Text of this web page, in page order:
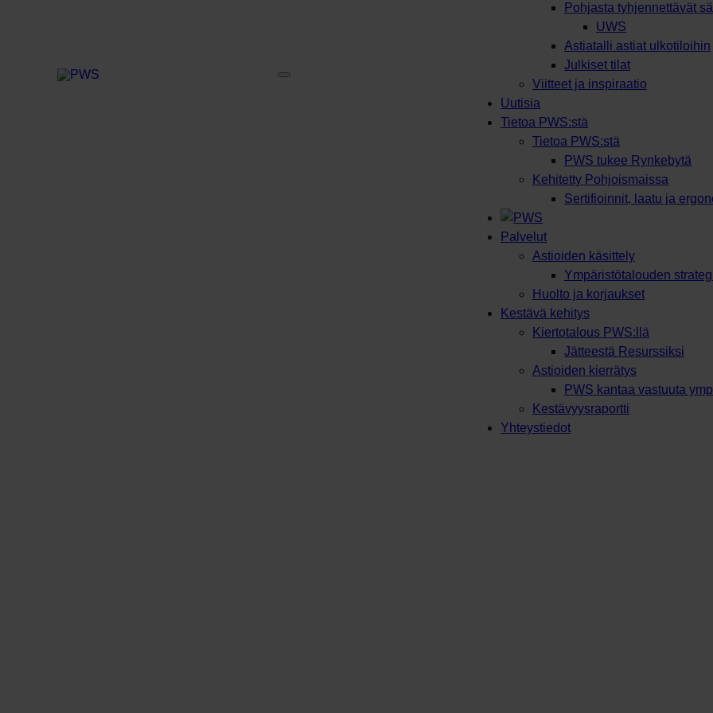
Pohjasta tyhjennettävät
UWS
Astiatalli astiat ulkotiloihin
Julkiset tilat
Viitteet ja inspiraatio
Uutisia
Tietoa PWS:stä
Tietoa PWS:stä
PWS tukee Rynkebytä
Kehitetty Pohjoismaissa
Sertifioinnit, laatu ja
Palvelut
Astioiden käsittely
Ympäristötalouden
Huolto ja korjaukset
Kestävä kehitys
Kiertotalous PWS:llä
Jätteestä Resurssiksi
Astioiden kierrätys
PWS kantaa vastuuta
Kestävyysraportti
Yhteystiedot